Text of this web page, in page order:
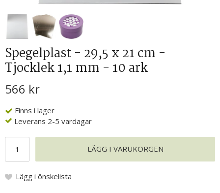
Spegelplast - 29,5 x 21 cm -
Tjocklek 1,1 mm - 10 ark
566 kr
Finns i lager
Leverans 2-5 vardagar
LÄGG I VARUKORGEN
Lägg i önskelista